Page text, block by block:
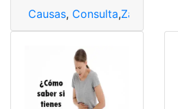
Causas, Consulta,Zara